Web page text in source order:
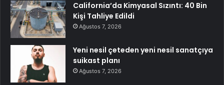
California’da Kimyasal Sızıntı: 40 Bin
Kişi Tahliye Edildi
Ağustos 7, 2026
Yeni nesil çeteden yeni nesil sanatçıya
suikast planı
Ağustos 7, 2026